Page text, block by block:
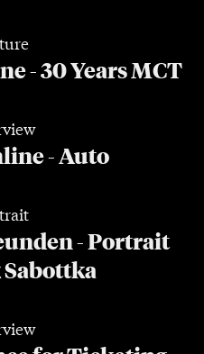
- 30 Years MCT
- Auto
- Portrait